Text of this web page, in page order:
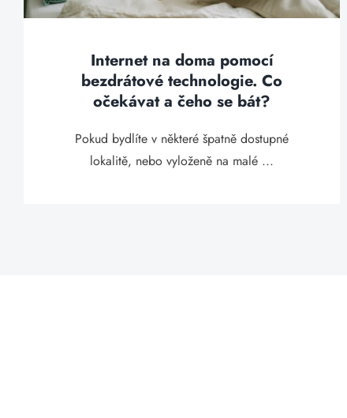
Internet na doma pomocí
bezdrátové technologie. Co
očekávat a čeho se bát?
Pokud bydlíte v některé špatně dostupné
lokalitě, nebo vyloženě na malé ...